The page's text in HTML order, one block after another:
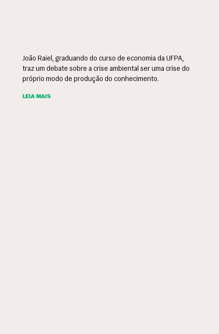
João Raiel, graduando do curso de economia da UFPA,
traz um debate sobre a crise ambiental ser uma crise do
próprio modo de produção do conhecimento.
LEIA MAIS